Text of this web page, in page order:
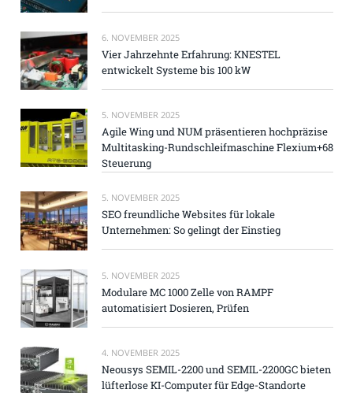
6. NOVEMBER 2025
Vier Jahrzehnte Erfahrung: KNESTEL
entwickelt Systeme bis 100 kW
5. NOVEMBER 2025
Agile Wing und NUM präsentieren hochpräzise
Multitasking-Rundschleifmaschine Flexium+68
Steuerung
5. NOVEMBER 2025
SEO freundliche Websites für lokale
Unternehmen: So gelingt der Einstieg
5. NOVEMBER 2025
Modulare MC 1000 Zelle von RAMPF
automatisiert Dosieren, Prüfen
4. NOVEMBER 2025
Neousys SEMIL-2200 und SEMIL-2200GC bieten
lüfterlose KI-Computer für Edge-Standorte